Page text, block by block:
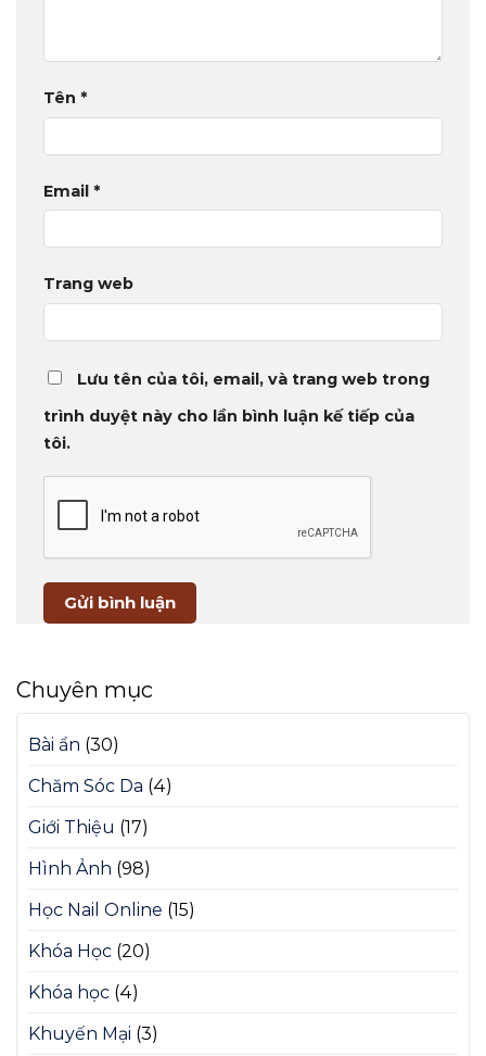
Tên *
Email *
Trang web
Lưu tên của tôi, email, và trang web trong
trình duyệt này cho lần bình luận kế tiếp của
tôi.
Chuyên mục
Bài ẩn (30)
Chăm Sóc Da (4)
Giới Thiệu (17)
Hình Ảnh (98)
Học Nail Online (15)
Khóa Học (20)
Khóa học (4)
Khuyến Mại (3)